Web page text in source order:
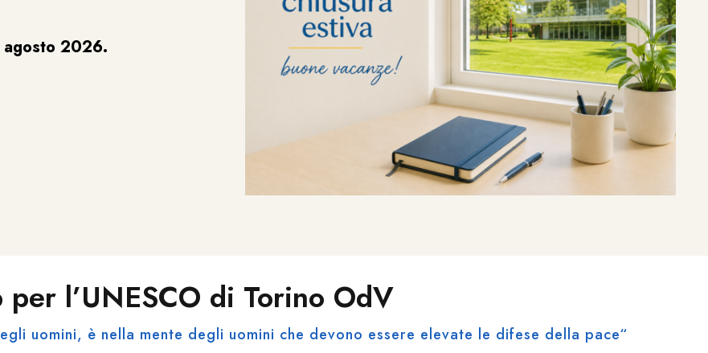
2026.
per l’UNESCO di Torino OdV
uomini, è nella mente degli uomini che devono essere elevate le difese della pace“